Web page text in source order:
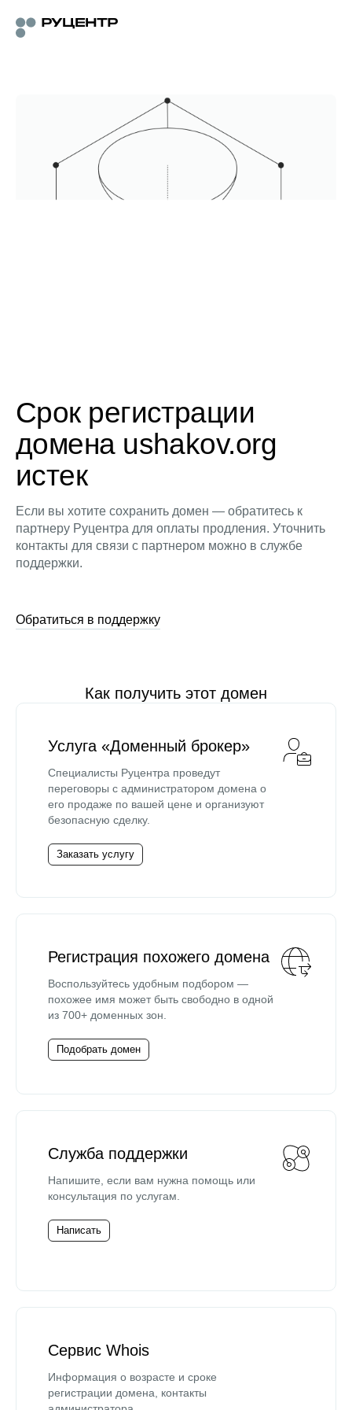
Срок регистрации
домена ushakov.org
истек
Если вы хотите сохранить домен — обратитесь к
партнеру Руцентра для оплаты продления. Уточнить
контакты для связи с партнером можно в службе
поддержки.
Обратиться в поддержку
Как получить этот домен
Услуга «Доменный брокер»
Специалисты Руцентра проведут
переговоры с администратором домена о
его продаже по вашей цене и организуют
безопасную сделку.
Заказать услугу
Регистрация похожего домена
Воспользуйтесь удобным подбором —
похожее имя может быть свободно в одной
из 700+ доменных зон.
Подобрать домен
Служба поддержки
Напишите, если вам нужна помощь или
консультация по услугам.
Написать
Сервис Whois
Информация о возрасте и сроке
регистрации домена, контакты